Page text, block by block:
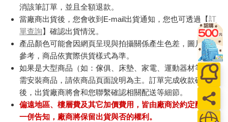
消該筆訂單，並且全額退款。
當廠商出貨後，您會收到E-mail出貨通知，您也可透過【訂
單查詢】確認出貨情況。
產品顏色可能會因網頁呈現與拍攝關係產生色差，圖片僅供
參考，商品依實際供貨樣式為準。
如果是大型商品（如：傢俱、床墊、家電、運動器材等）及
需安裝商品，請依商品頁面說明為主。訂單完成收款確認
後，出貨廠商將會和您聯繫確認相關配送等細節。
偏遠地區、樓層費及其它加價費用，皆由廠商於約定配送時
一併告知，廠商將保留出貨與否的權利。